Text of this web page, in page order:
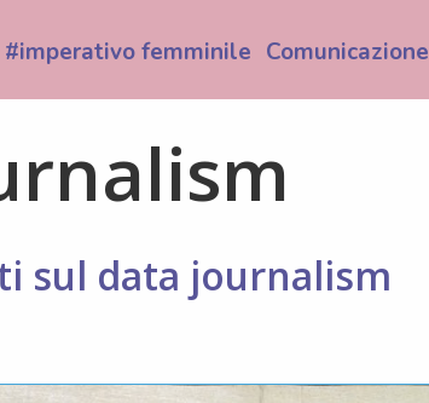
#imperativo femminile Comunicazione
sul data journalism